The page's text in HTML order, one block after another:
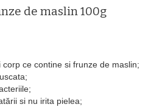
de maslin 100g
ce contine si frunze de maslin;
si nu irita pielea;